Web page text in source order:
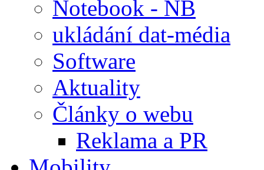
Notebook - NB
ukládání dat-média
Software
Aktuality
Články o webu
Reklama a PR